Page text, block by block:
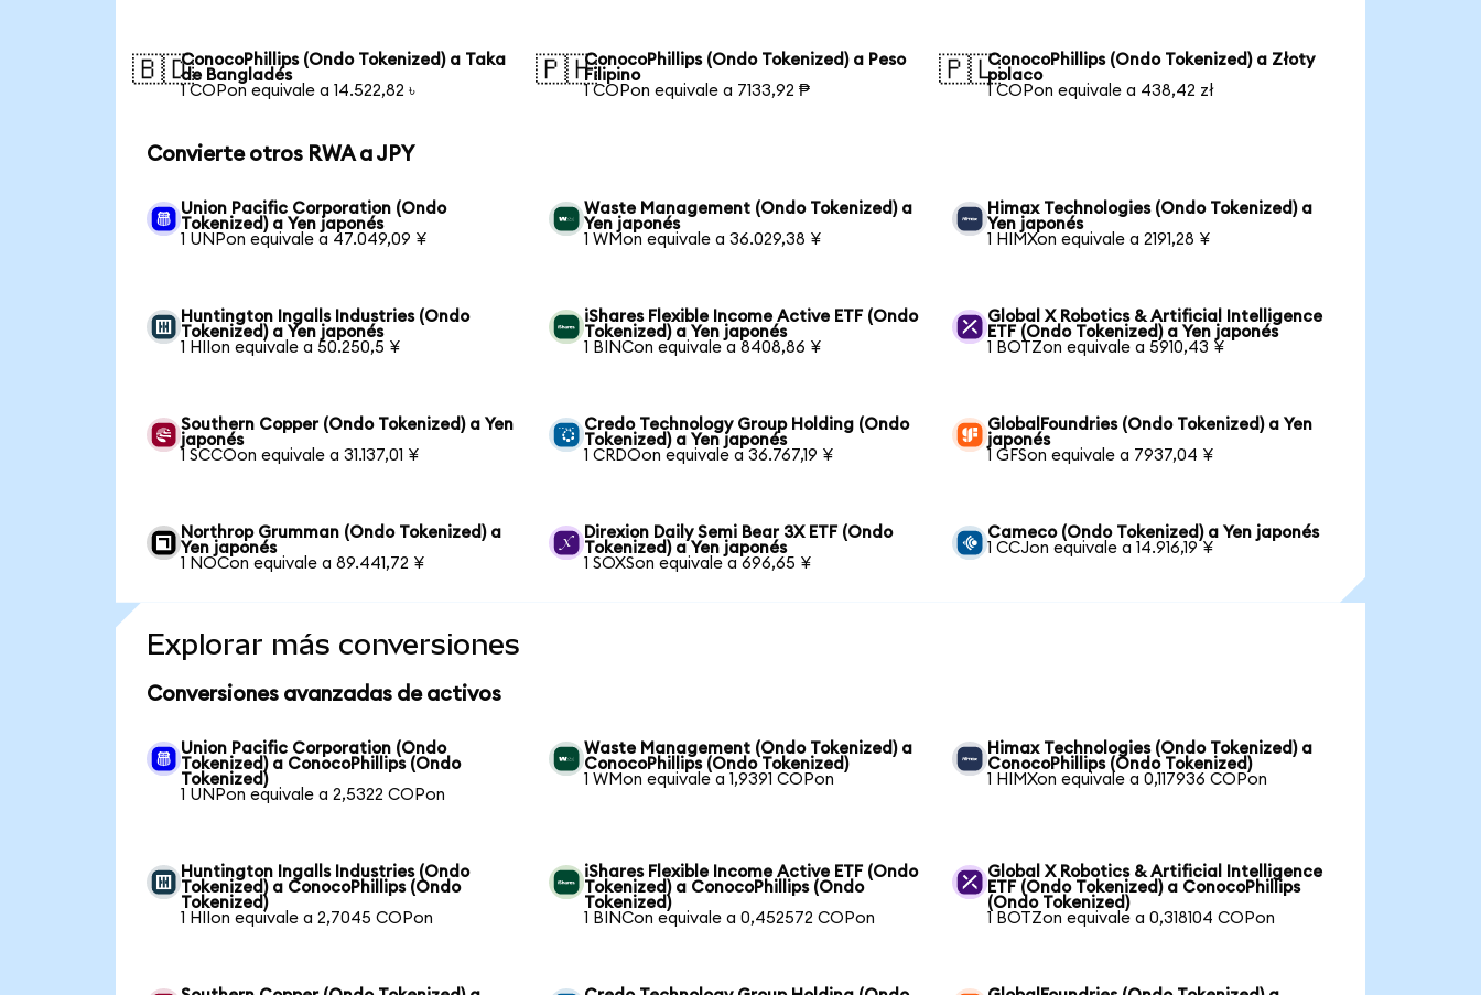
🇧🇩ConocoPhillips (Ondo Tokenized) a Taka
de Bangladés
1 COPon equivale a 14.522,82 ৳
🇵🇭ConocoPhillips (Ondo Tokenized) a Peso
Filipino
1 COPon equivale a 7133,92 ₱
🇵🇱ConocoPhillips (Ondo Tokenized) a Złoty
polaco
1 COPon equivale a 438,42 zł
Convierte otros RWA a JPY
Union Pacific Corporation (Ondo
Tokenized) a Yen japonés
1 UNPon equivale a 47.049,09 ¥
Waste Management (Ondo Tokenized) a
Yen japonés
1 WMon equivale a 36.029,38 ¥
Himax Technologies (Ondo Tokenized) a
Yen japonés
1 HIMXon equivale a 2191,28 ¥
Huntington Ingalls Industries (Ondo
Tokenized) a Yen japonés
1 HIIon equivale a 50.250,5 ¥
iShares Flexible Income Active ETF (Ondo
Tokenized) a Yen japonés
1 BINCon equivale a 8408,86 ¥
Global X Robotics & Artificial Intelligence
ETF (Ondo Tokenized) a Yen japonés
1 BOTZon equivale a 5910,43 ¥
Southern Copper (Ondo Tokenized) a Yen
japonés
1 SCCOon equivale a 31.137,01 ¥
Credo Technology Group Holding (Ondo
Tokenized) a Yen japonés
1 CRDOon equivale a 36.767,19 ¥
GlobalFoundries (Ondo Tokenized) a Yen
japonés
1 GFSon equivale a 7937,04 ¥
Northrop Grumman (Ondo Tokenized) a
Yen japonés
1 NOCon equivale a 89.441,72 ¥
Direxion Daily Semi Bear 3X ETF (Ondo
Tokenized) a Yen japonés
1 SOXSon equivale a 696,65 ¥
Cameco (Ondo Tokenized) a Yen japonés
1 CCJon equivale a 14.916,19 ¥
Explorar más conversiones
Conversiones avanzadas de activos
Union Pacific Corporation (Ondo
Tokenized) a ConocoPhillips (Ondo
Tokenized)
1 UNPon equivale a 2,5322 COPon
Waste Management (Ondo Tokenized) a
ConocoPhillips (Ondo Tokenized)
1 WMon equivale a 1,9391 COPon
Himax Technologies (Ondo Tokenized) a
ConocoPhillips (Ondo Tokenized)
1 HIMXon equivale a 0,117936 COPon
Huntington Ingalls Industries (Ondo
Tokenized) a ConocoPhillips (Ondo
Tokenized)
1 HIIon equivale a 2,7045 COPon
iShares Flexible Income Active ETF (Ondo
Tokenized) a ConocoPhillips (Ondo
Tokenized)
1 BINCon equivale a 0,452572 COPon
Global X Robotics & Artificial Intelligence
ETF (Ondo Tokenized) a ConocoPhillips
(Ondo Tokenized)
1 BOTZon equivale a 0,318104 COPon